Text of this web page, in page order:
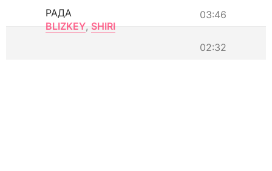
03:46
РАДА
BLIZKEY, SHIRI
02:32